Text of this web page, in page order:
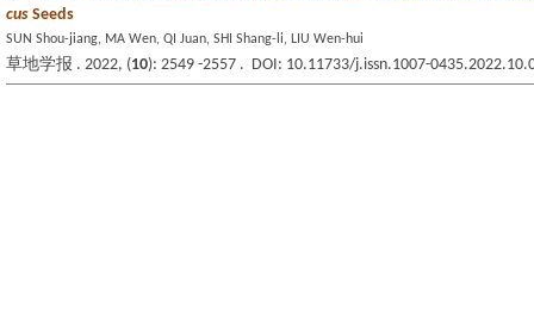
cus Seeds
SUN Shou-jiang, MA Wen, QI Juan, SHI Shang-li, LIU Wen-hui
草地学报 . 2022, (10): 2549 -2557 . DOI: 10.11733/j.issn.1007-